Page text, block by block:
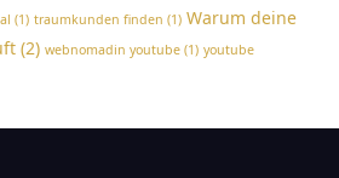
(1) traumkunden finden (1) Warum deine
(2) webnomadin youtube (1) youtube